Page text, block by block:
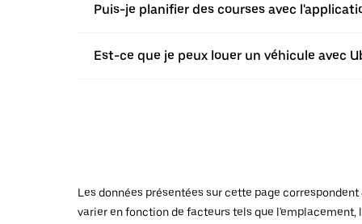
Puis-je planifier des courses avec
Est-ce que je peux louer un véhicule avec
Les données présentées sur cette page
varier en fonction de facteurs tels que